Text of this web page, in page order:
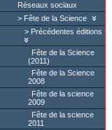
Réseaux sociaux
Fête de la Science
Précédentes éditions
Fête de la Science
(2011)
Fête de la Science
2008
Fête de la science
2009
Fête de la science
2011